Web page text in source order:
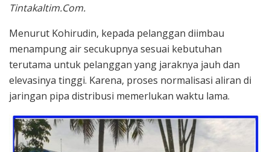
Tintakaltim.Com.
Menurut Kohirudin, kepada pelanggan diimbau
menampung air secukupnya sesuai kebutuhan
terutama untuk pelanggan yang jaraknya jauh dan
elevasinya tinggi. Karena, proses normalisasi aliran di
jaringan pipa distribusi memerlukan waktu lama.